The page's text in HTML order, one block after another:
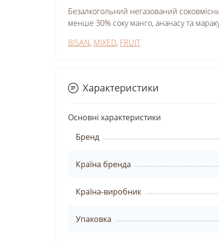
Безалкогольний негазований
менше 30% соку манго, ананасу та
BISAN, MIXED, FRUIT
Характеристики
Основні характеристики
Бренд
Країна бренда
Країна-виробник
Упаковка